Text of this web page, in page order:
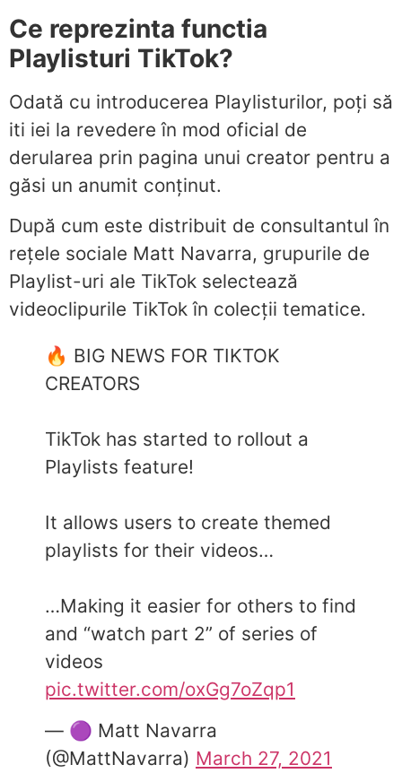
Ce reprezinta functia
Playlisturi TikTok?
Odată cu introducerea Playlisturilor, poți să
iti iei la revedere în mod oficial de
derularea prin pagina unui creator pentru a
găsi un anumit conținut.
După cum este distribuit de consultantul în
rețele sociale Matt Navarra, grupurile de
Playlist-uri ale TikTok selectează
videoclipurile TikTok în colecții tematice.
🔥 BIG NEWS FOR TIKTOK
CREATORS
TikTok has started to rollout a
Playlists feature!
It allows users to create themed
playlists for their videos…
…Making it easier for others to find
and “watch part 2” of series of
videos
pic.twitter.com/oxGg7oZqp1
— 🟣 Matt Navarra
(@MattNavarra) March 27, 2021